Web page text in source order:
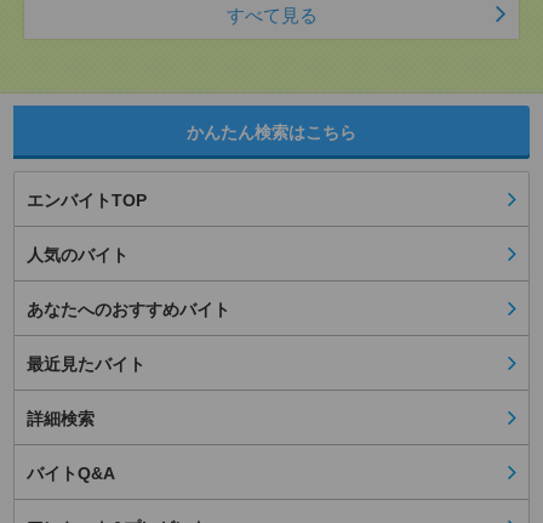
すべて見る
かんたん検索はこちら
エンバイトTOP
人気のバイト
あなたへのおすすめバイト
最近見たバイト
詳細検索
バイトQ&A